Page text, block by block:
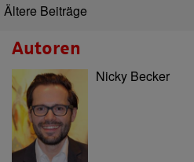
Ältere Beiträge
Autoren
Nicky Becker